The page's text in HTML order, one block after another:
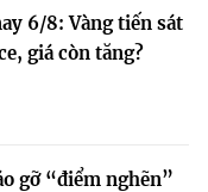
6/8: Vàng tiến sát
giá còn tăng?
gỡ “điểm nghẽn”